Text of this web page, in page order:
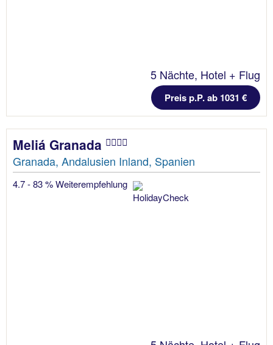
5 Nächte, Hotel + Flug
Preis p.P. ab 1031 €
Meliá Granada
Granada, Andalusien Inland, Spanien
4.7 - 83 % Weiterempfehlung